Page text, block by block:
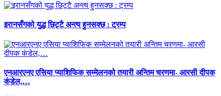
इरानसँगको युद्ध छिट्टै अन्त्य हुनसक्छ : ट्रम्प
एनआरएनए एसिया प्याशिफिक सम्मेलनको तयारी अन्तिम चरणमा- आरसी दीपक
कंडेल,…